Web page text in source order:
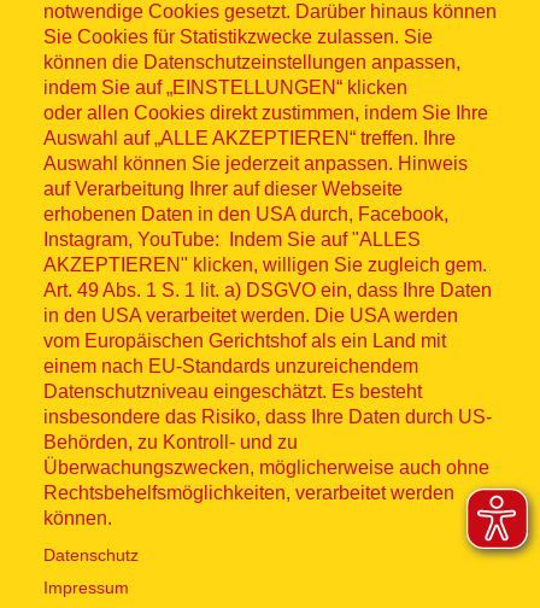
notwendige Cookies gesetzt. Darüber hinaus können
Sie Cookies für Statistikzwecke zulassen. Sie
können die Datenschutzeinstellungen anpassen,
indem Sie auf „EINSTELLUNGEN“ klicken
oder allen Cookies direkt zustimmen, indem Sie Ihre
Auswahl auf „ALLE AKZEPTIEREN“ treffen. Ihre
Auswahl können Sie jederzeit anpassen. Hinweis
auf Verarbeitung Ihrer auf dieser Webseite
erhobenen Daten in den USA durch, Facebook,
Instagram, YouTube: Indem Sie auf "ALLES
AKZEPTIEREN" klicken, willigen Sie zugleich gem.
Art. 49 Abs. 1 S. 1 lit. a) DSGVO ein, dass Ihre Daten
in den USA verarbeitet werden. Die USA werden
vom Europäischen Gerichtshof als ein Land mit
einem nach EU-Standards unzureichendem
Datenschutzniveau eingeschätzt. Es besteht
insbesondere das Risiko, dass Ihre Daten durch US-
Behörden, zu Kontroll- und zu
Überwachungszwecken, möglicherweise auch ohne
Rechtsbehelfsmöglichkeiten, verarbeitet werden
können.
Datenschutz
Impressum
Sitemap
© ASB 2026
Fußzeilenmenü
Impressum
Datenschutz
Kontakt
Hinweisgebersystem
Lieferkette
Widerruf
Social Media